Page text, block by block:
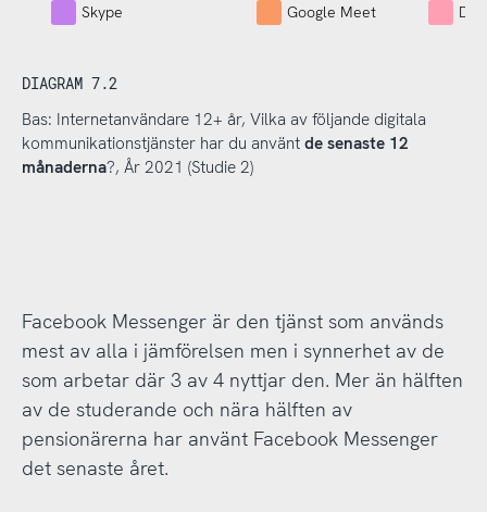
Skype Google Meet
DIAGRAM 7.2
Bas: Internetanvändare 12+ år, Vilka av följande digitala
kommunikationstjänster har du använt de senaste 12
månaderna?, År 2021 (Studie 2)
Facebook Messenger är den tjänst som används
mest av alla i jämförelsen men i synnerhet av de
som arbetar där 3 av 4 nyttjar den. Mer än hälften
av de studerande och nära hälften av
pensionärerna har använt Facebook Messenger
det senaste året.